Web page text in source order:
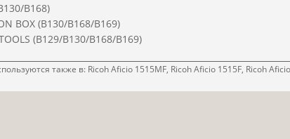
B168)
BOX (B130/B168/B169)
(B129/B130/B168/B169)
также в: Ricoh Aficio 1515MF, Ricoh Aficio 1515F, Ricoh